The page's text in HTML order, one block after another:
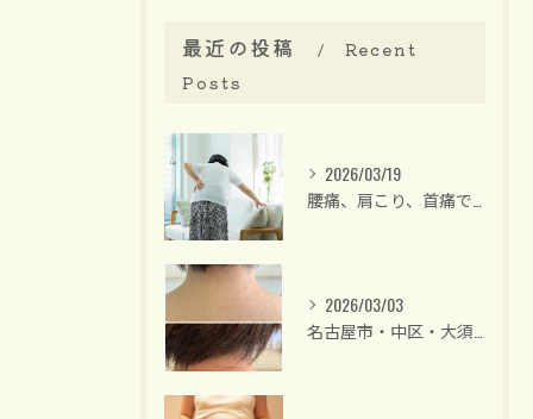
最近の投稿
Recent
Posts
2026/03/19
2026/03/03